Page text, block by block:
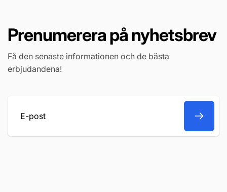
Prenumerera på nyhetsbrev
Få den senaste informationen och de bästa
erbjudandena!
E-